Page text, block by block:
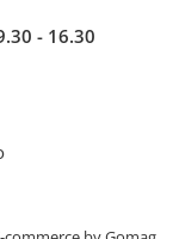
- 16.30